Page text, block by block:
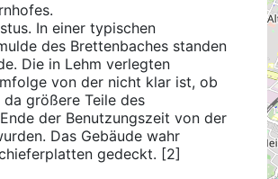
In einer typischen
des Brettenbaches standen
Die in Lehm verlegten
von der nicht klar ist, ob
größere Teile des
der Benutzungszeit von der
Das Gebäude wahr
gedeckt. [2]